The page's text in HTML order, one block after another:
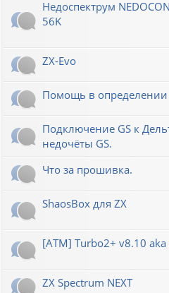
Недоспектрум
56K
ZX-Evo
Помощь в определении
Подключение GS к
недочёты GS.
Что за прошивка.
ShaosBox для ZX
[ATM] Turbo2+ v8.10 aka
ZX Spectrum NEXT